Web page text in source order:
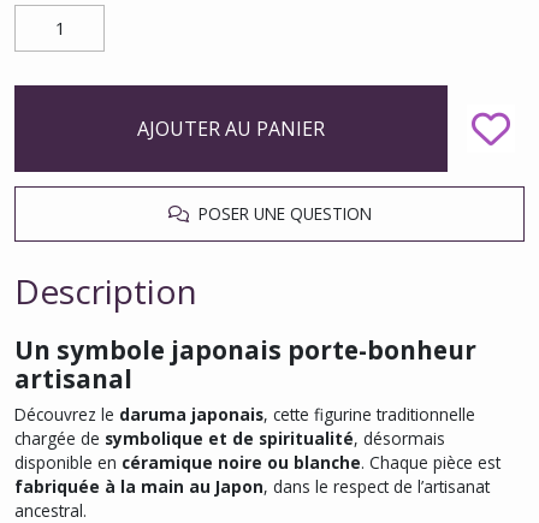
AJOUTER AU PANIER
POSER UNE QUESTION
Description
Un symbole japonais porte-bonheur
artisanal
Découvrez le daruma japonais, cette figurine traditionnelle
chargée de symbolique et de spiritualité, désormais
disponible en céramique noire ou blanche. Chaque pièce est
fabriquée à la main au Japon, dans le respect de l’artisanat
ancestral.